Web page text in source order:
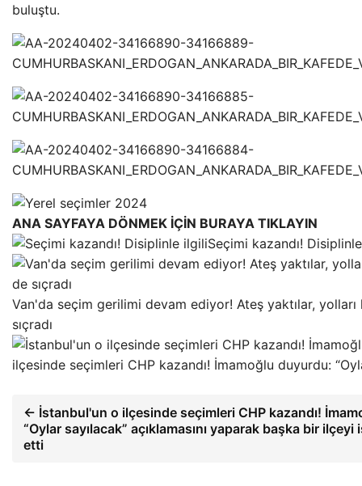
buluştu.
ANA SAYFAYA DÖNMEK İÇİN BURAYA TIKLAYIN
Seçimi kazandı!
Van'da seçim gerilimi devam ediyor! Ateş yaktılar,
sıçradı
ilçesinde seçimleri CHP kazandı! İmamoğlu duyurdu:
← İstanbul'un o ilçesinde seçimleri CHP kazandı!
“Oylar sayılacak” açıklamasını yaparak başka bir ilçeyi
etti